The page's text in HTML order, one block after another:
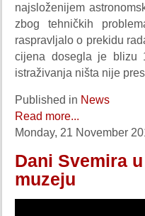
najsloženijem
zbog tehničkih
raspravljalo o prekidu
cijena dosegla je blizu
istraživanja ništa nije
Published in News
Read more...
Monday, 21 November
Dani Svemira
muzeju